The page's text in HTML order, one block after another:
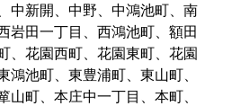
中新開、中野、中鴻池町、南
岩田一丁目、西鴻池町、額田
、花園西町、花園東町、花園
鴻池町、東豊浦町、東山町、
山町、本庄中一丁目、本町、